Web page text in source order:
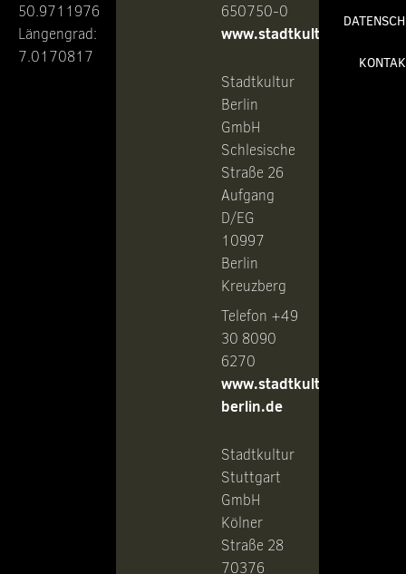
50.9711976
Längengrad:
7.0170817
650750-0
www.stadtkultur.de
Stadtkultur
Berlin
GmbH
Schlesische
Straße 26
Aufgang
D/EG
10997
Berlin
Kreuzberg
Telefon +49
30 8090
6270
www.stadtkultur-
berlin.de
Stadtkultur
Stuttgart
GmbH
Kölner
Straße 28
70376